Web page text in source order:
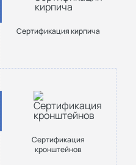
Сертификация кирпича
Сертификация
кронштейнов